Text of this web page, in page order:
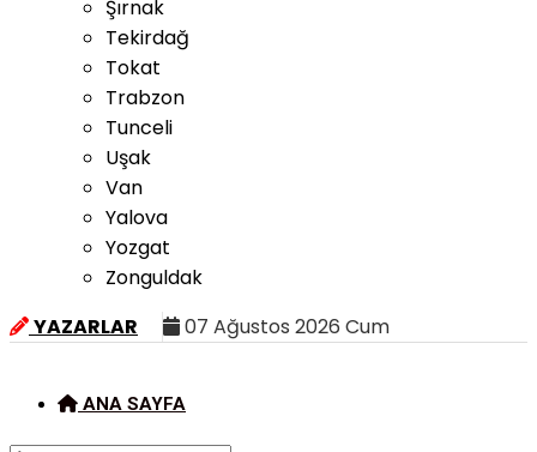
Şırnak
Tekirdağ
Tokat
Trabzon
Tunceli
Uşak
Van
Yalova
Yozgat
Zonguldak
YAZARLAR
07 Ağustos 2026 Cum
ANA SAYFA